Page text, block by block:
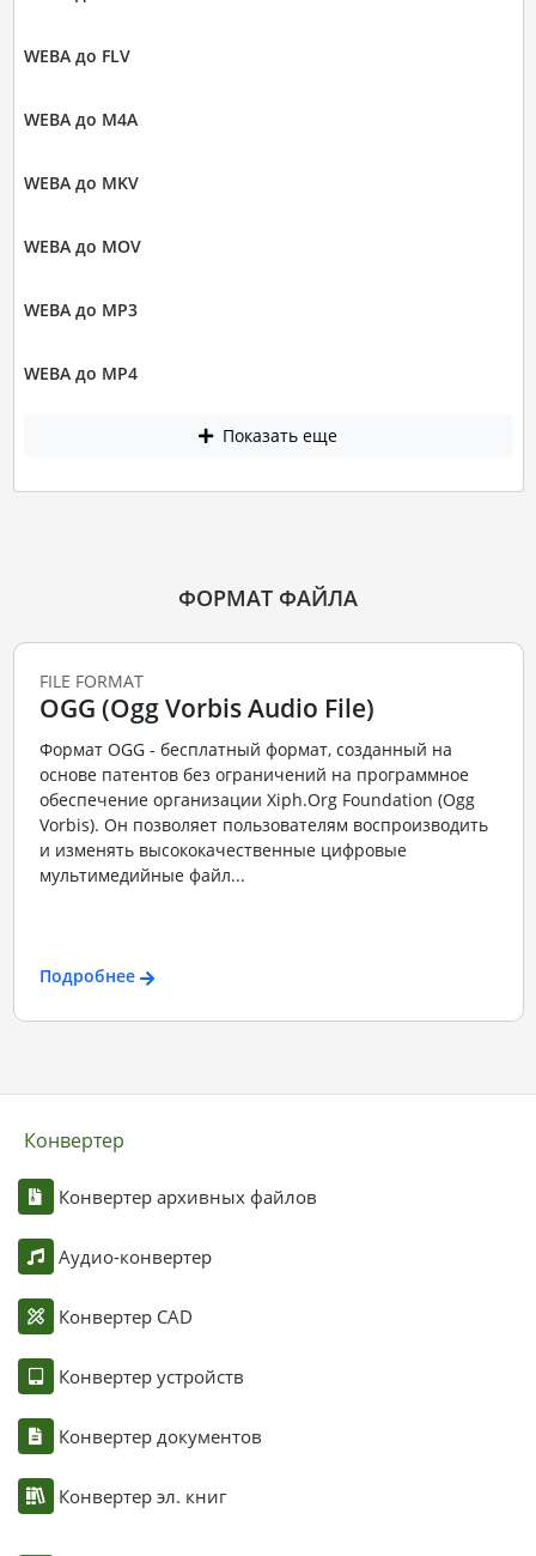
WEBA до FLV
WEBA до M4A
WEBA до MKV
WEBA до MOV
WEBA до MP3
WEBA до MP4
Показать еще
ФОРМАТ ФАЙЛА
FILE FORMAT
OGG (Ogg Vorbis Audio File)
Формат OGG - бесплатный формат, созданный на
основе патентов без ограничений на программное
обеспечение организации Xiph.Org Foundation (Ogg
Vorbis). Он позволяет пользователям воспроизводить
и изменять высококачественные цифровые
мультимедийные файл...
Подробнее
Конвертер
Конвертер архивных файлов
Аудио-конвертер
Конвертер CAD
Конвертер устройств
Конвертер документов
Конвертер эл. книг